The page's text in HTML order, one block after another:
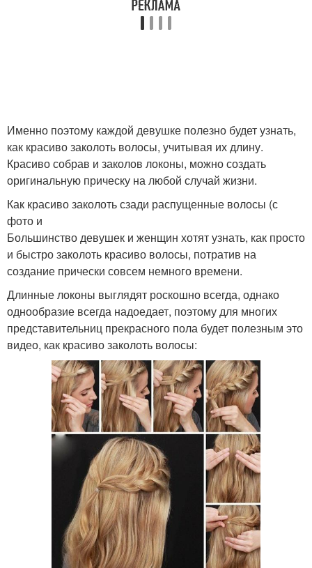
Именно поэтому каждой девушке полезно будет узнать,
как красиво заколоть волосы, учитывая их длину.
Красиво собрав и заколов локоны, можно создать
оригинальную прическу на любой случай жизни.
Как красиво заколоть сзади распущенные волосы (с
фото и
Большинство девушек и женщин хотят узнать, как просто
и быстро заколоть красиво волосы, потратив на
создание прически совсем немного времени.
Длинные локоны выглядят роскошно всегда, однако
однообразие всегда надоедает, поэтому для многих
представительниц прекрасного пола будет полезным это
видео, как красиво заколоть волосы: